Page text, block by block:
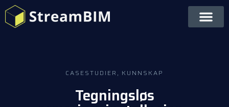
CASESTUDIER , KUNNSKAP
Tegningsløs